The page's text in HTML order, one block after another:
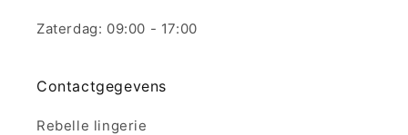
Zaterdag: 09:00 - 17:00
Contactgegevens
Rebelle lingerie